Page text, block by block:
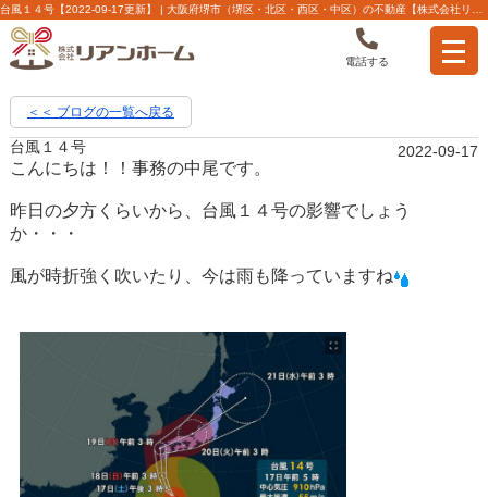
電話する
＜＜ ブログの一覧へ戻る
台風１４号 2022-09-17
こんにちは！！事務の中尾です。
昨日の夕方くらいから、台風１４号の影響でしょう
か・・・
風が時折強く吹いたり、今は雨も降っていますね